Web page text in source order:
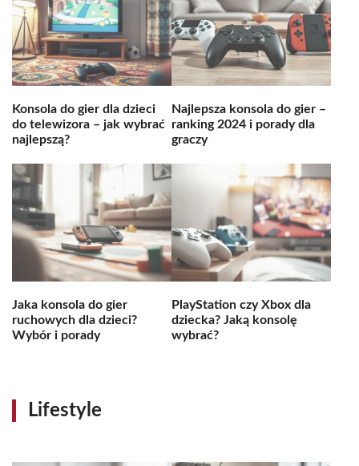
Konsola do gier dla dzieci
do telewizora – jak wybrać
najlepszą?
Najlepsza konsola do gier –
ranking 2024 i porady dla
graczy
Jaka konsola do gier
ruchowych dla dzieci?
Wybór i porady
PlayStation czy Xbox dla
dziecka? Jaką konsolę
wybrać?
Lifestyle